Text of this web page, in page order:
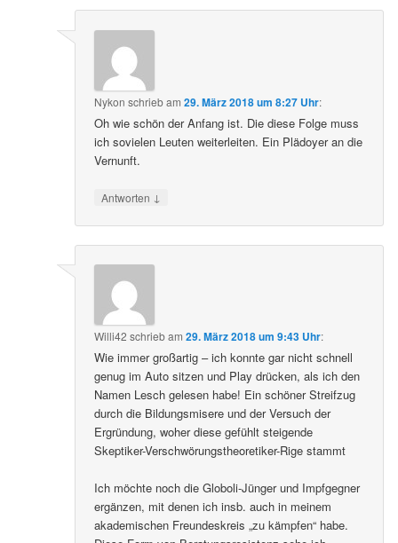
Nykon schriebam29. März 2018 um 8:27 Uhr:
Oh wie schön der Anfang ist. Die diese Folge muss
ich sovielen Leuten weiterleiten. Ein Plädoyer an die
Vernunft.
Antworten ↓
Willi42 schriebam29. März 2018 um 9:43 Uhr:
Wie immer großartig – ich konnte gar nicht schnell
genug im Auto sitzen und Play drücken, als ich den
Namen Lesch gelesen habe! Ein schöner Streifzug
durch die Bildungsmisere und der Versuch der
Ergründung, woher diese gefühlt steigende
Skeptiker-Verschwörungstheoretiker-Rige stammt
Ich möchte noch die Globoli-Jünger und Impfgegner
ergänzen, mit denen ich insb. auch in meinem
akademischen Freundeskreis „zu kämpfen“ habe.